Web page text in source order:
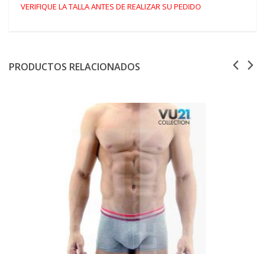
VERIFIQUE LA TALLA ANTES DE REALIZAR SU PEDIDO
PRODUCTOS RELACIONADOS